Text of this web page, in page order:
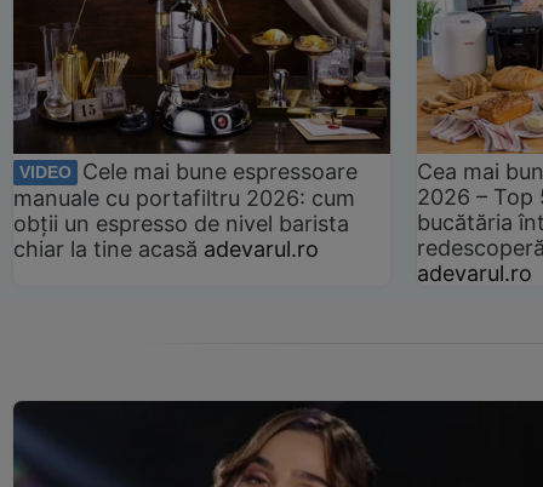
VIDEO
Cele mai bune espressoare
manuale cu portafiltru 2026: cum
obții un espresso de nivel barista
chiar la tine acasă adevarul.ro
Cea mai
2026 –
bucătăria
adevarul.ro